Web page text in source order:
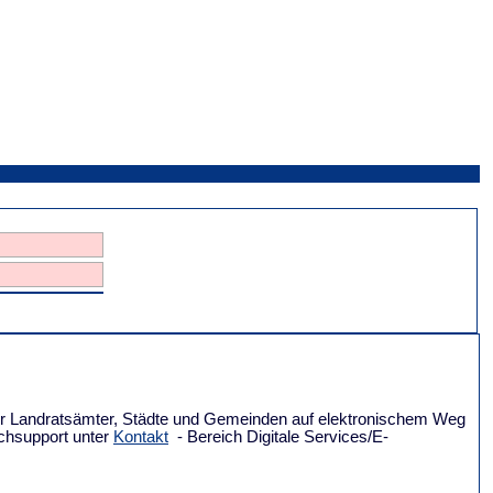
Städte und Gemeinden auf elektronischem Weg
unter Kontakt - Bereich Digitale Services/E-